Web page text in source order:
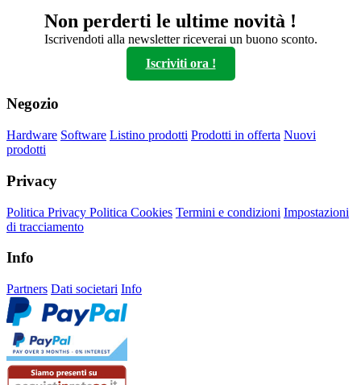
essere
scelte
Non perderti le ultime novità !
Iscrivendoti alla newsletter riceverai un buono sconto.
Iscriviti ora !
Negozio
Hardware Software Listino prodotti Prodotti in offerta Nuovi
prodotti
Privacy
Politica Privacy Politica Cookies Termini e condizioni Impostazioni
di tracciamento
Info
Partners Dati societari Info